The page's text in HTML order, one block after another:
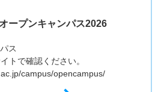
ープンキャンパス2026
ス
トで確認ください。
campus/opencampus/